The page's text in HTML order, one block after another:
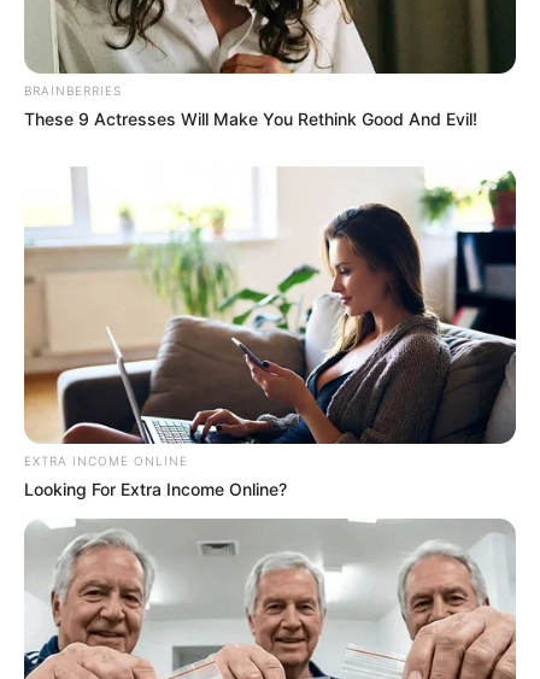
BRAINBERRIES
These 9 Actresses Will Make You Rethink Good And Evil!
EXTRA INCOME ONLINE
Looking For Extra Income Online?